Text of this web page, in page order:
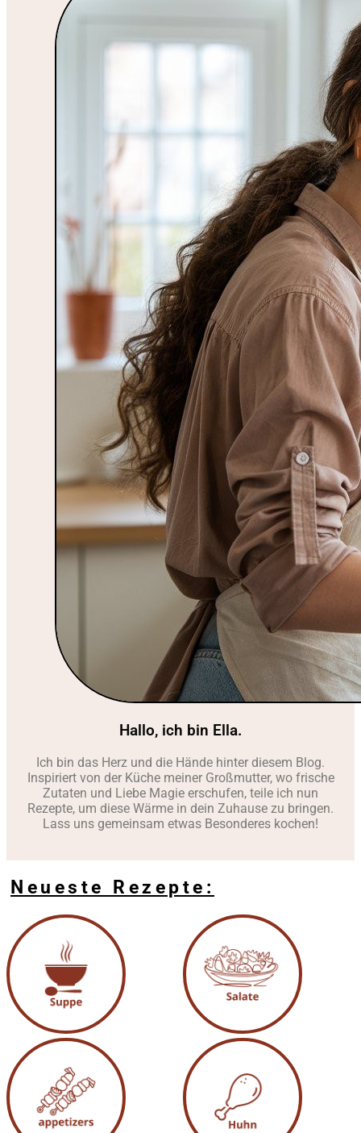
Hallo, ich bin Ella.
Ich bin das Herz und die Hände hinter diesem Blog.
Inspiriert von der Küche meiner Großmutter, wo frische
Zutaten und Liebe Magie erschufen, teile ich nun
Rezepte, um diese Wärme in dein Zuhause zu bringen.
Lass uns gemeinsam etwas Besonderes kochen!
Neueste Rezepte: